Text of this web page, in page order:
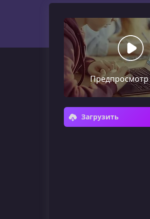
Предпросмотр
Загрузить